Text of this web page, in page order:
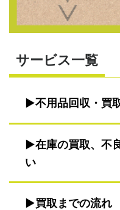
サービス一覧
不用品回収・買
在庫の買取、不
い
買取までの流れ